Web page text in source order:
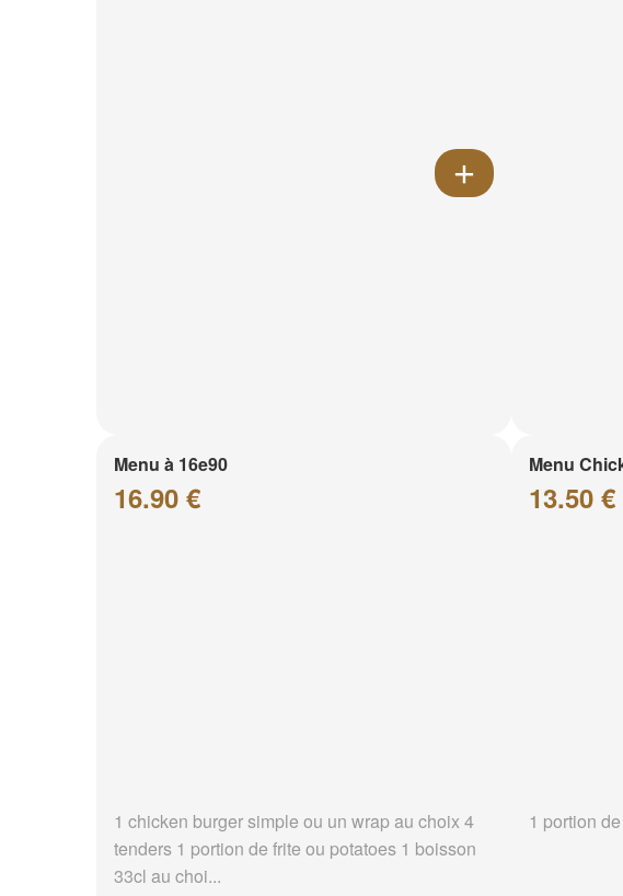
Menu à 16e90
16.90 €
1 chicken burger simple ou un wrap au choix 4
tenders 1 portion de frite ou potatoes 1 boisson
33cl au choi...
Menu
13.50 €
1 portion